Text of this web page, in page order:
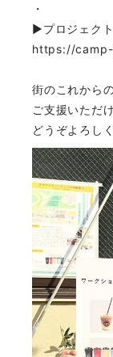
・
▶︎プロジェク
https://
街のこれから
ご支援いただ
どうぞよろし